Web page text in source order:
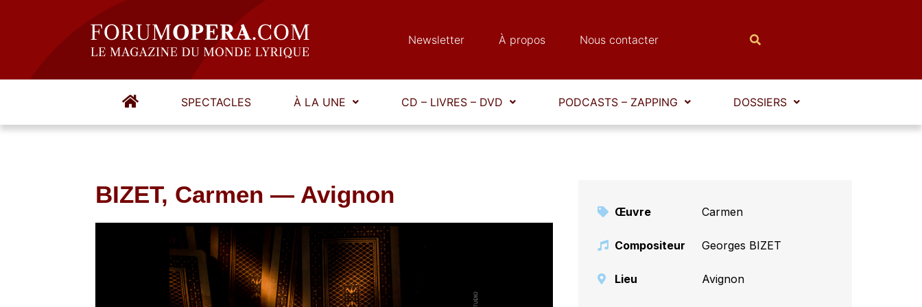
Newsletter À propos Nous contacter
SPECTACLES À LA UNE CD – LIVRES – DVD PODCASTS – ZAPPING DOSSIERS
BIZET, Carmen — Avignon
Œuvre Carmen
Compositeur Georges BIZET
Lieu Avignon